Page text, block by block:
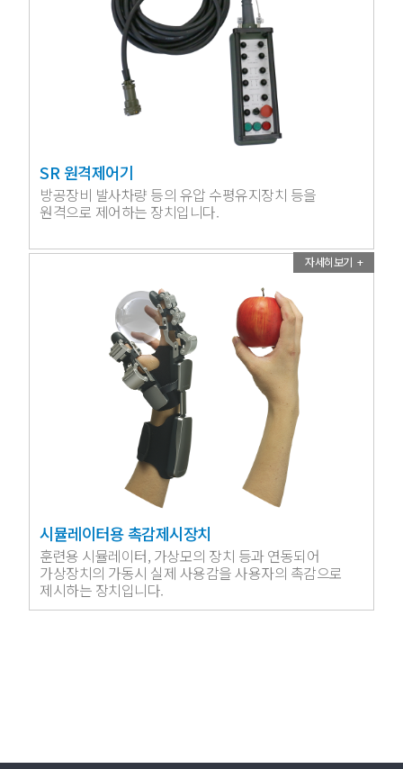
SR 원격제어기
방공장비 발사차량 등의 유압 수평유지장치 등을
원격으로 제어하는 장치입니다.
자세히보기 +
시뮬레이터용 촉감제시장치
훈련용 시뮬레이터, 가상모의 장치 등과 연동되어
가상장치의 가동시 실제 사용감을 사용자의 촉감으로
제시하는 장치입니다.